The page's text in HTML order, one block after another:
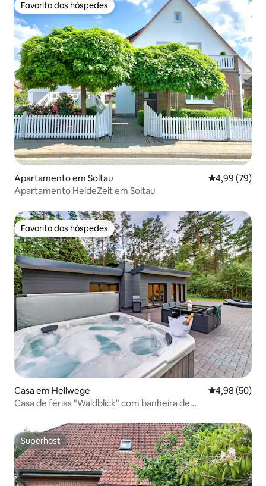
Favorito dos hóspedes
Favorito dos hóspedes
Apartamento em Soltau Classificação
4,99 (79)
Apartamento HeideZeit em Soltau
Favorito dos hóspedes
Favorito dos hóspedes
Casa em Hellwege Classificação
4,98 (50)
Casa de férias "Waldblick" com banheira de
Superhost
Superhost